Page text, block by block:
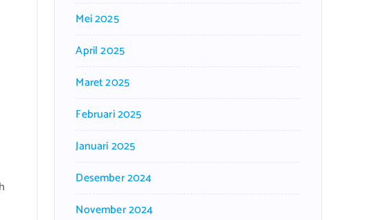
Mei 2025
April 2025
Maret 2025
Februari 2025
Januari 2025
Desember 2024
November 2024